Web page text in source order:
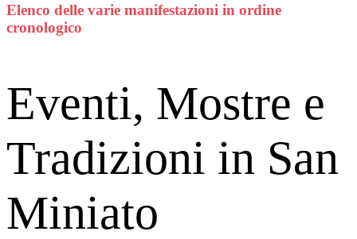
Elenco delle varie manifestazioni in ordine
cronologico
Eventi, Mostre e
Tradizioni in San
Miniato